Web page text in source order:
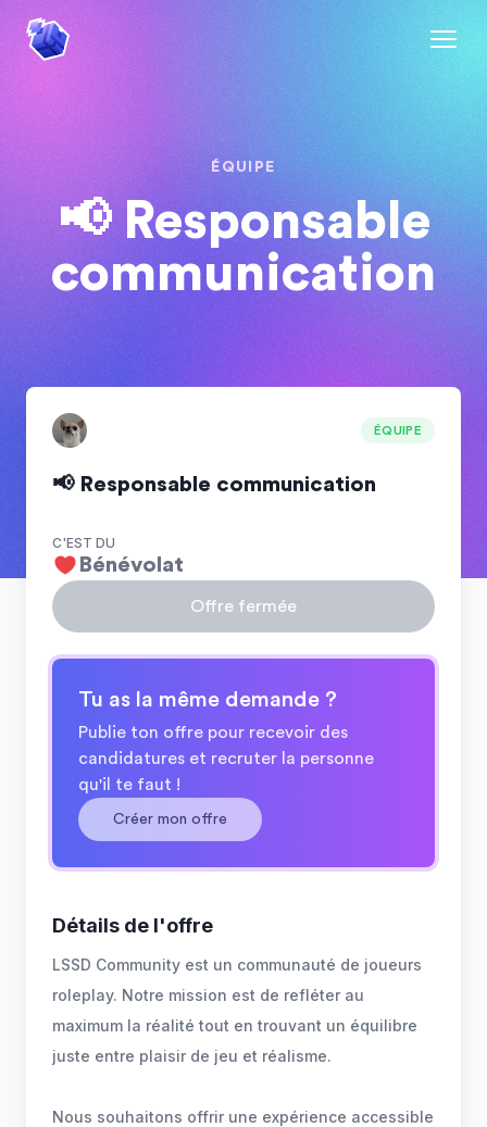
ÉQUIPE
📢 Responsable
communication
ÉQUIPE
📢 Responsable communication
C'EST DU
Bénévolat
Offre fermée
Tu as la même demande ?
Publie ton offre pour recevoir des
candidatures et recruter la personne
qu'il te faut !
Créer mon offre
Détails de l'offre
LSSD Community est un communauté de joueurs
roleplay. Notre mission est de refléter au
maximum la réalité tout en trouvant un équilibre
juste entre plaisir de jeu et réalisme.
Nous souhaitons offrir une expérience accessible